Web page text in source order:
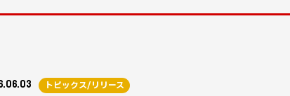
トピックス/リリース